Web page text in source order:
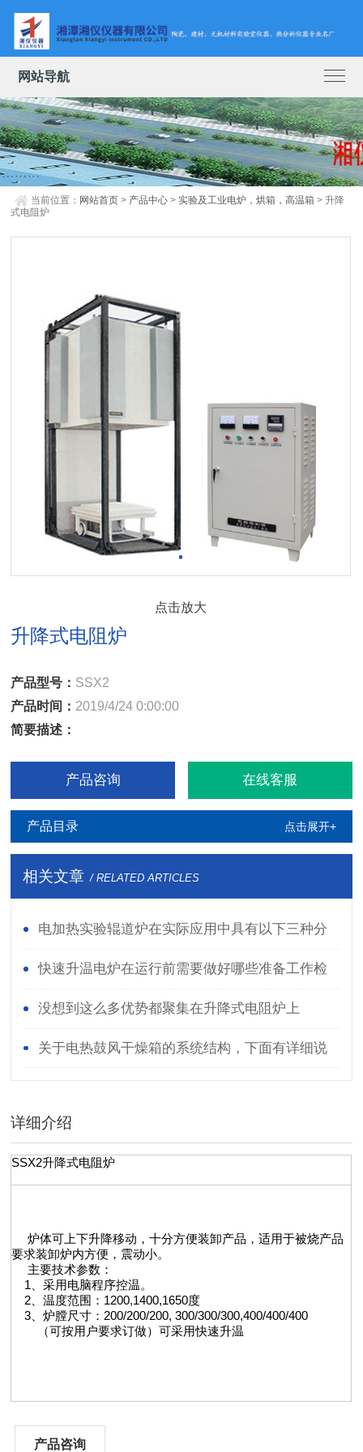
网站导航
当前位置： 网站首页 > 产品中心 >实验及工业电炉，烘箱，高温箱 > 升降
式电阻炉
点击放大
升降式电阻炉
产品型号： SSX2
产品时间： 2019/4/24 0:00:00
简要描述：
产品咨询 在线客服
产品目录 点击展开+
相关文章 / RELATED ARTICLES
电加热实验辊道炉在实际应用中具有以下三种分
类 快速升温电炉在运行前需要做好哪些准备工作检
查？没想到这么多优势都聚集在升降式电阻炉上
关于电热鼓风干燥箱的系统结构，下面有详细说
详细介绍
SSX2升降式电阻炉
炉体可上下升降移动，十分方便装卸产品，适用于被烧产品
要求装卸炉内方便，震动小。
主要技术参数：
1、采用电脑程序控温。
2、温度范围：1200,1400,1650度
3、炉膛尺寸：200/200/200, 300/300/300,400/400/400
（可按用户要求订做）可采用快速升温
产品咨询